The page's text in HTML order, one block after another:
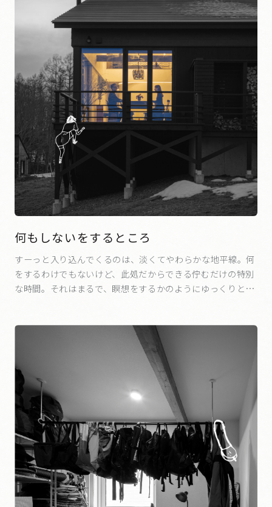
何もしないをするところ
すーっと入り込んでくるのは、淡くてやわらかな地平線。何
をするわけでもないけど、此処だからできる佇むだけの特別
な時間。それはまるで、瞑想をするかのようにゆっくりと心